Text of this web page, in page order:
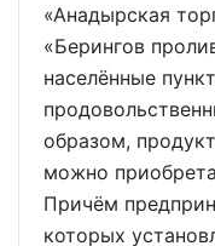
«Анадырская
«Берингов
населённые
образом,
можно
Причём
которых